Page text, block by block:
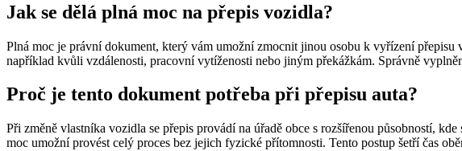
Jak se dělá plná moc na přepis vozidla?
Plná moc je právní dokument, který vám umožní zmocnit jinou osobu k vyřízení přepisu
například kvůli vzdálenosti, pracovní vytíženosti nebo jiným překážkám. Správně
Proč je tento dokument potřeba při přepisu auta?
Při změně vlastníka vozidla se přepis provádí na úřadě obce s rozšířenou působností,
moc umožní provést celý proces bez jejich fyzické přítomnosti. Tento postup šetří čas